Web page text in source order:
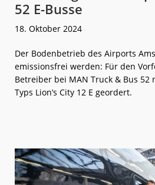
52 E-Busse
18. Oktober 2024
Der Bodenbetrieb des Airports
emissionsfrei werden: Für den
Betreiber bei MAN Truck & Bus 52
Typs Lion’s City 12 E geordert.